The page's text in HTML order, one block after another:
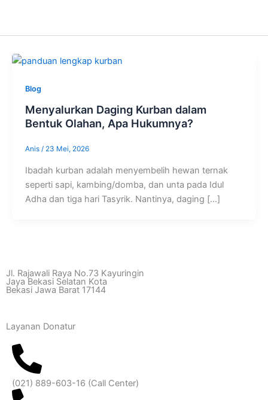
Blog
Menyalurkan Daging Kurban dalam
Bentuk Olahan, Apa Hukumnya?
Anis / 23 Mei, 2026
Ibadah kurban adalah menyembelih hewan ternak
seperti sapi, kambing/domba, dan unta pada Idul
Adha dan tiga hari Tasyrik. Nantinya, daging […]
Jl. Rajawali Raya No.73 Kayuringin
Jaya Bekasi Selatan Kota
Bekasi Jawa Barat 17144
Layanan Donatur
(021) 889-603-16 (Call Center)